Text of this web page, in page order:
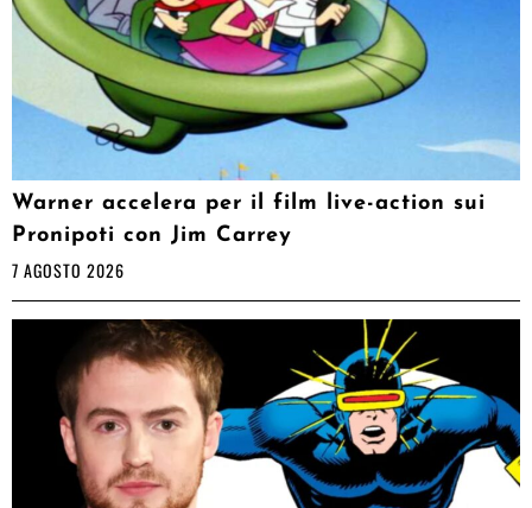
Warner accelera per il film live-action sui
Pronipoti con Jim Carrey
7 AGOSTO 2026